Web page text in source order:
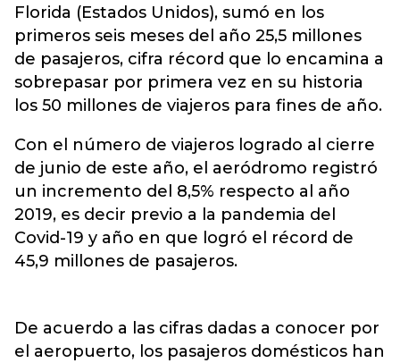
Florida (Estados Unidos), sumó en los
primeros seis meses del año 25,5 millones
de pasajeros, cifra récord que lo encamina a
sobrepasar por primera vez en su historia
los 50 millones de viajeros para fines de año.
Con el número de viajeros logrado al cierre
de junio de este año, el aeródromo registró
un incremento del 8,5% respecto al año
2019, es decir previo a la pandemia del
Covid-19 y año en que logró el récord de
45,9 millones de pasajeros.
De acuerdo a las cifras dadas a conocer por
el aeropuerto, los pasajeros domésticos han